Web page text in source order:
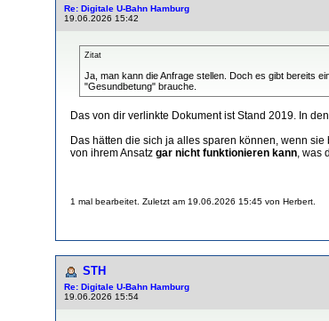
Re: Digitale U-Bahn Hamburg
19.06.2026 15:42
Zitat
Ja, man kann die Anfrage stellen. Doch es gibt bereits
"Gesundbetung" brauche.
Das von dir verlinkte Dokument ist Stand 2019. In
Das hätten die sich ja alles sparen können, wenn
von ihrem Ansatz gar nicht funktionieren kann ,
1 mal bearbeitet. Zuletzt am 19.06.2026 15:45 von Herbert.
STH
Re: Digitale U-Bahn Hamburg
19.06.2026 15:54